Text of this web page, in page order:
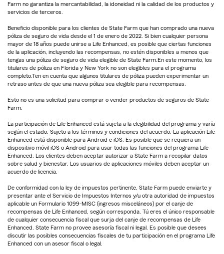
Farm no garantiza la mercantabilidad, la idoneidad ni la calidad de los productos y
servicios de terceros.
Beneficio disponible para los clientes de State Farm que han comprado una nueva
póliza de seguro de vida desde el 1 de enero de 2022. Si bien cualquier persona
mayor de 18 años puede unirse a Life Enhanced, es posible que ciertas funciones
de la aplicación, incluyendo las recompensas, no estén disponibles a menos que
tengas una póliza de seguro de vida elegible de State Farm.En este momento, los
titulares de póliza en Florida y New York no son elegibles para el programa
completo.Ten en cuenta que algunos titulares de póliza pueden experimentar un
retraso antes de que una nueva póliza sea elegible para recompensas.
Esto no es una solicitud para comprar o vender productos de seguros de State
Farm.
La participación de Life Enhanced está sujeta a la elegibilidad del programa y varía
según el estado. Sujeto a los términos y condiciones del acuerdo. La aplicación Life
Enhanced está disponible para Android e iOS. Es posible que se requiera un
dispositivo móvil iOS o Android para usar todas las funciones del programa Life
Enhanced. Los clientes deben aceptar autorizar a State Farm a recopilar datos
sobre salud y bienestar. Los usuarios de aplicaciones móviles deben aceptar un
acuerdo de licencia.
De conformidad con la ley de impuestos pertinente, State Farm puede enviarte y
presentar ante el Servicio de Impuestos Internos y/u otra autoridad de impuestos
aplicable un Formulario 1099-MISC (ingresos misceláneos) por el canje de
recompensas de Life Enhanced, según corresponda. Tú eres el único responsable
de cualquier consecuencia fiscal que surja del canje de recompensas de Life
Enhanced. State Farm no provee asesoría fiscal ni legal. Es posible que desees
discutir las posibles consecuencias fiscales de tu participación en el programa Life
Enhanced con un asesor fiscal o legal.